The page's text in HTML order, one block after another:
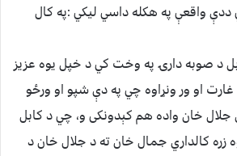
ددې واقعې په هكله داسي ليكي :په كال
د صوبه دارۍ په وخت كي د خپل يوه عزيز
او ور ونړاوه چي په دې شپو او ورځو
خان واده هم كېدونكى و، چي د كابل
زره كالداري جمال خان ته د جلال خان د